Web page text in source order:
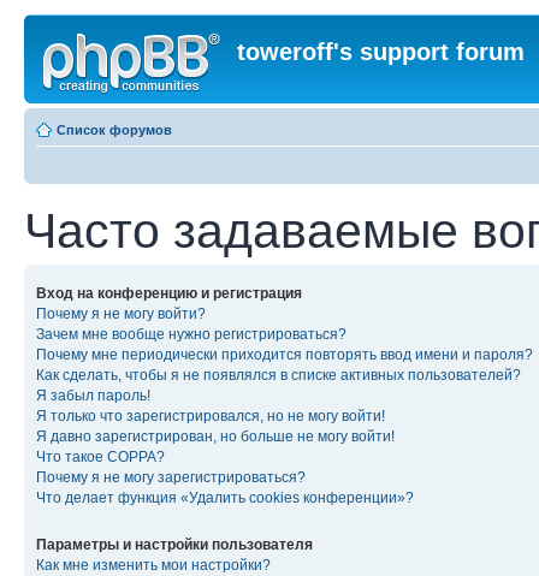
toweroff's support forum
Список форумов
Часто задаваемые
Вход на конференцию и регистрация
Почему я не могу войти?
Зачем мне вообще нужно регистрироваться?
Почему мне периодически приходится повторять ввод имени и пароля?
Как сделать, чтобы я не появлялся в списке активных пользователей?
Я забыл пароль!
Я только что зарегистрировался, но не могу войти!
Я давно зарегистрирован, но больше не могу войти!
Что такое COPPA?
Почему я не могу зарегистрироваться?
Что делает функция «Удалить cookies конференции»?
Параметры и настройки пользователя
Как мне изменить мои настройки?